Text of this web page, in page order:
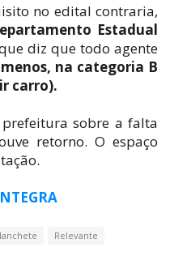
no edital contraria,
Estadual
diz que todo agente
na categoria B
carro).
sobre a falta
retorno. O espaço
Relevante